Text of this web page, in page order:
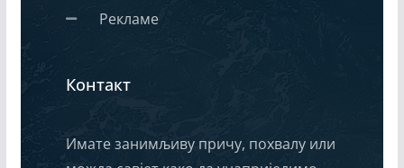
Рекламе
Контакт
Имате занимљиву причу, похвалу или